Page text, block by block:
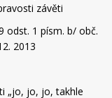
závěti
odst. 1 písm. b/ obč.
2013
„jo, jo, jo, takhle